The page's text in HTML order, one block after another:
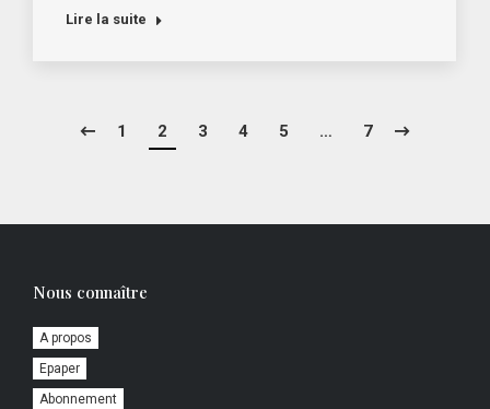
Lire la suite
1 2 3 4 5 … 7
Nous connaître
A propos
Epaper
Abonnement